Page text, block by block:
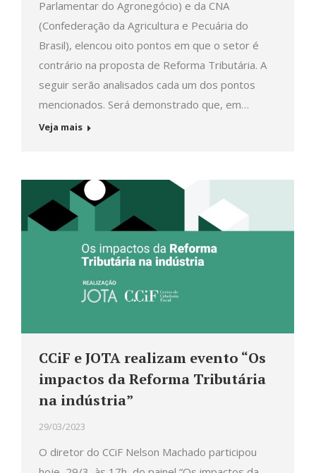
Parlamentar do Agronegócio) e da CNA
(Confederação da Agricultura e Pecuária do
Brasil), elencou oito pontos em que o setor é
contrário na proposta de Reforma Tributária. A
seguir serão analisados cada um dos pontos
mencionados. Será demonstrado que, em…
Veja mais
CCiF e JOTA realizam evento “Os
impactos da Reforma Tributária
na indústria”
29/03/2023
O diretor do CCiF Nelson Machado participou